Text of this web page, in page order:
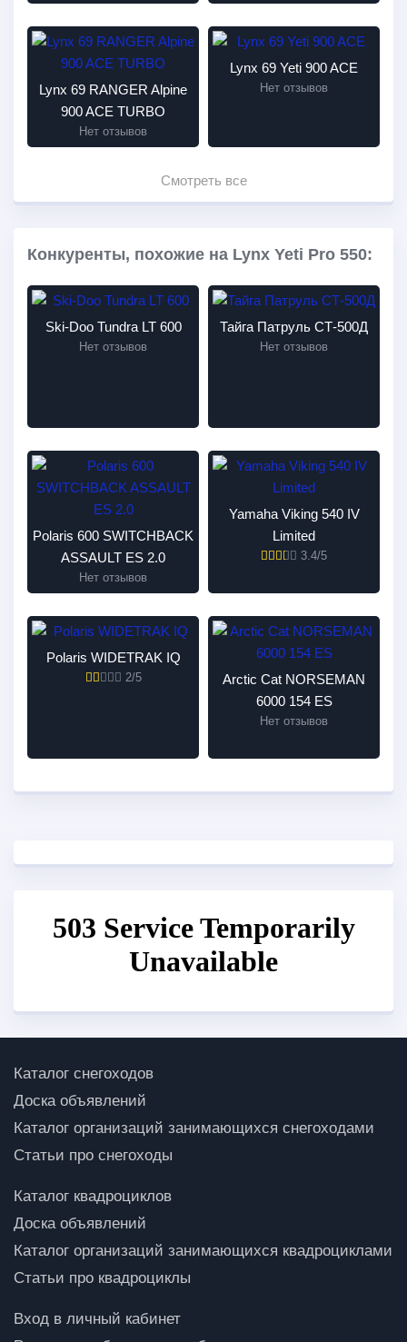
Lynx 69 RANGER Alpine
900 ACE TURBO
Нет отзывов
Lynx 69 Yeti 900 ACE
Нет отзывов
Смотреть все
Конкуренты, похожие на Lynx Yeti Pro 550:
Ski-Doo Tundra LT 600
Нет отзывов
Тайга Патруль СТ-500Д
Нет отзывов
Polaris 600 SWITCHBACK
ASSAULT ES 2.0
Нет отзывов
Yamaha Viking 540 IV
Limited
3.4/5
Polaris WIDETRAK IQ
2/5
Arctic Cat NORSEMAN
6000 154 ES
Нет отзывов
Каталог снегоходов
Доска объявлений
Каталог организаций занимающихся снегоходами
Статьи про снегоходы
Каталог квадроциклов
Доска объявлений
Каталог организаций занимающихся квадроциклами
Статьи про квадроциклы
Вход в личный кабинет